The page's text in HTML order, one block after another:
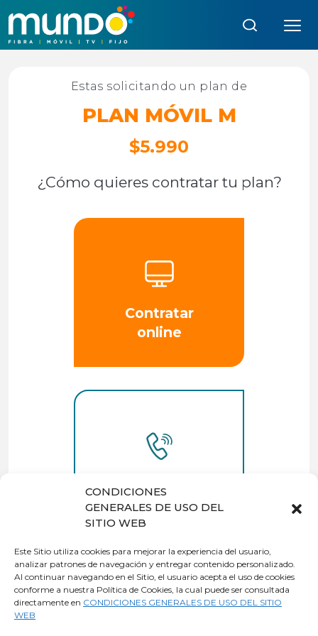
CONDICIONES
GENERALES DE USO DEL
SITIO WEB
Este Sitio utiliza cookies para mejorar la experiencia del usuario,
analizar patrones de navegación y entregar contenido personalizado.
Al continuar navegando en el Sitio, el usuario acepta el uso de cookies
conforme a nuestra Política de Cookies, la cual puede ser consultada
directamente en CONDICIONES GENERALES DE USO DEL SITIO
WEB
Estas solicitando un plan de
PLAN MÓVIL M
$5.990
¿Cómo quieres contratar tu plan?
Contratar
online
Quiero que me
llamen
o también
contrata